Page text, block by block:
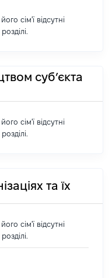
сім'ї відсутні
суб’єкта
сім'ї відсутні
та їх
сім'ї відсутні